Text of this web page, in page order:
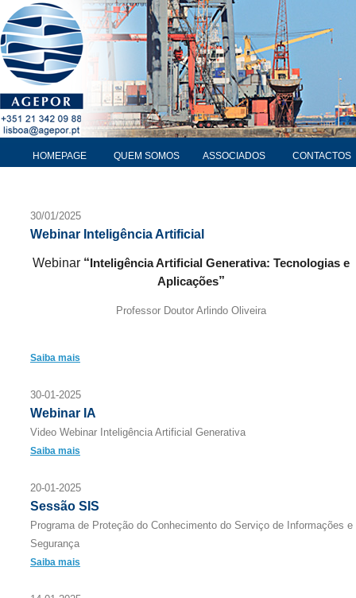
HOMEPAGE QUEM SOMOS ASSOCIADOS CONTACTOS
30/01/2025
Webinar Inteligência Artificial
Webinar “ Inteligência Artificial Generativa: Tecnologias e
Aplicações”
Professor Doutor Arlindo Oliveira
Saiba mais
30-01-2025
Webinar IA
Video Webinar Inteligência Artificial Generativa
Saiba mais
20-01-2025
Sessão SIS
Programa de Proteção do Conhecimento do Serviço de Informações e
Segurança
Saiba mais